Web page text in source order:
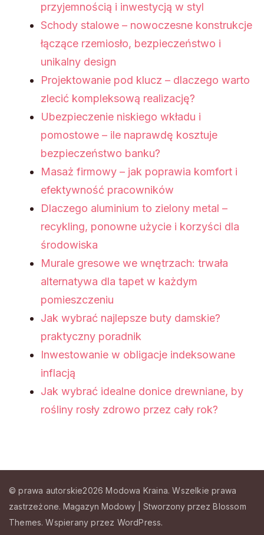
przyjemnością i inwestycją w styl
Schody stalowe – nowoczesne konstrukcje
łączące rzemiosło, bezpieczeństwo i
unikalny design
Projektowanie pod klucz – dlaczego warto
zlecić kompleksową realizację?
Ubezpieczenie niskiego wkładu i
pomostowe – ile naprawdę kosztuje
bezpieczeństwo banku?
Masaż firmowy – jak poprawia komfort i
efektywność pracowników
Dlaczego aluminium to zielony metal –
recykling, ponowne użycie i korzyści dla
środowiska
Murale gresowe we wnętrzach: trwała
alternatywa dla tapet w każdym
pomieszczeniu
Jak wybrać najlepsze buty damskie?
praktyczny poradnik
Inwestowanie w obligacje indeksowane
inflacją
Jak wybrać idealne donice drewniane, by
rośliny rosły zdrowo przez cały rok?
© prawa autorskie2026Modowa Kraina. Wszelkie prawa
zastrzeżone. Magazyn Modowy | Stworzony przezBlossom
Themes. Wspierany przez WordPress.